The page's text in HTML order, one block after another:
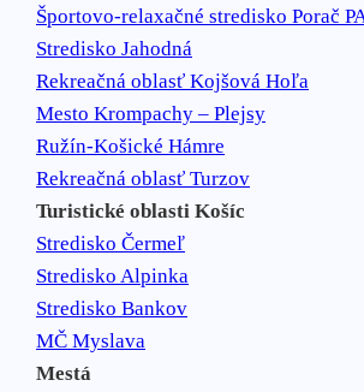
Športovo-relaxačné stredisko Porač
Stredisko Jahodná
Rekreačná oblasť Kojšová Hoľa
Mesto Krompachy – Plejsy
Ružín-Košické Hámre
Rekreačná oblasť Turzov
Turistické oblasti Košíc
Stredisko Čermeľ
Stredisko Alpinka
Stredisko Bankov
MČ Myslava
Mestá